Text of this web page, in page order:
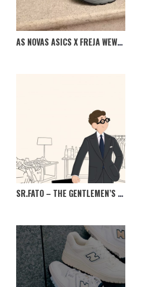
AS NOVAS ASICS X FREJA WEWER GEL-1090 V2
SR.FATO – THE GENTLEMEN’S MARKET, TÊM MESMO DE IR!